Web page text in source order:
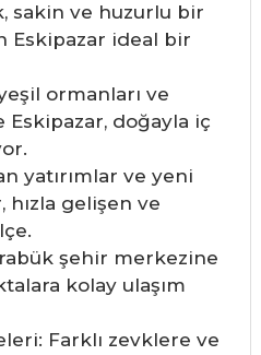
sakin ve huzurlu bir
Eskipazar ideal bir
ormanları ve
doğayla iç
yatırımlar ve yeni
hızla gelişen ve
şehir merkezine
kolay ulaşım
Farklı zevklere ve